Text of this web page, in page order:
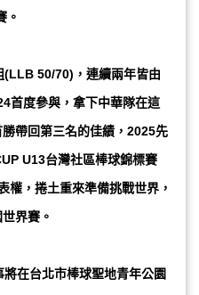
。
50/70)，連續兩年皆由
首度參與，拿下中華隊在這
帶回第三名的佳績，2025先
U13台灣社區棒球錦標賽
，捲土重來準備挑戰世界，
界賽。
在台北市棒球聖地青年公園